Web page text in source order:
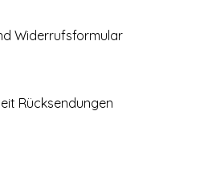
Widerrufsformular
Rücksendungen